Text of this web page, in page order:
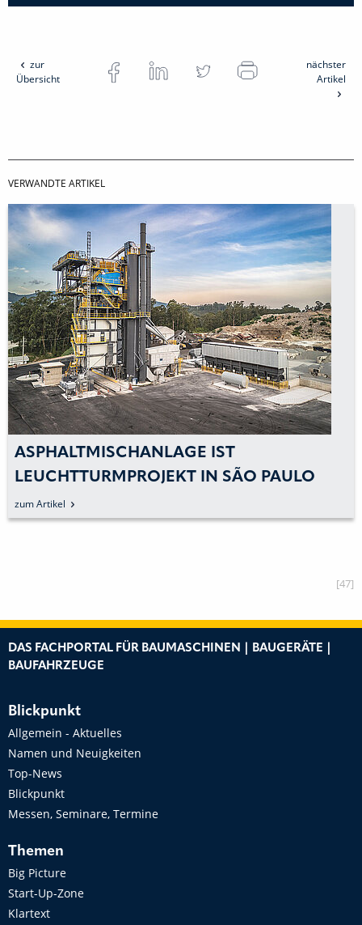
zur
Übersicht
nächster
Artikel
VERWANDTE ARTIKEL
ASPHALTMISCHANLAGE IST
LEUCHTTURMPROJEKT IN SÃO PAULO
zum Artikel
[47]
DAS FACHPORTAL FÜR BAUMASCHINEN | BAUGERÄTE |
BAUFAHRZEUGE
Blickpunkt
Allgemein - Aktuelles
Namen und Neuigkeiten
Top-News
Blickpunkt
Messen, Seminare, Termine
Themen
Big Picture
Start-Up-Zone
Klartext